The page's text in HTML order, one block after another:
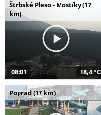
Štrbské Pleso - Mostíky (17
km)
08:01 18,4 °C
Poprad (17 km)